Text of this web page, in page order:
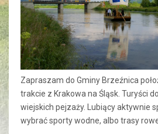
Zapraszam do Gminy Brzeźnica
trakcie z Krakowa na Śląsk. Turyści
wiejskich pejzaży. Lubiący aktywnie
wybrać sporty wodne, albo trasy